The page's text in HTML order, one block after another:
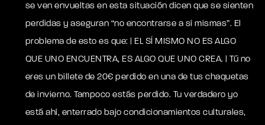
se ven envueltas en esta situación dicen que se sienten
perdidas y aseguran “no encontrarse a sí mismas”. El
problema de esto es que: | EL SÍ MISMO NO ES ALGO
QUE UNO ENCUENTRA, ES ALGO QUE UNO CREA. | Tú no
eres un billete de 20€ perdido en una de tus chaquetas
de invierno. Tampoco estás perdido. Tu verdadero yo
está ahí, enterrado bajo condicionamientos culturales,